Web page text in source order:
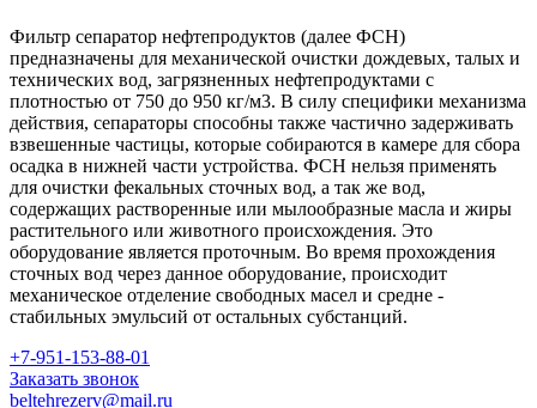
Фильтр сепаратор нефтепродуктов (далее ФСН)
предназначены для механической очистки дождевых, талых и
технических вод, загрязненных нефтепродуктами с
плотностью от 750 до 950 кг/м3. В силу специфики механизма
действия, сепараторы способны также частично задерживать
взвешенные частицы, которые собираются в камере для сбора
осадка в нижней части устройства. ФСН нельзя применять
для очистки фекальных сточных вод, а так же вод,
содержащих растворенные или мылообразные масла и жиры
растительного или животного происхождения. Это
оборудование является проточным. Во время прохождения
сточных вод через данное оборудование, происходит
механическое отделение свободных масел и средне -
стабильных эмульсий от остальных субстанций.
+7-951-153-88-01
Заказать звонок
beltehrezerv@mail.ru